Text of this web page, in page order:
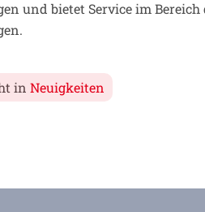
und bietet Service im
in Neuigkeiten